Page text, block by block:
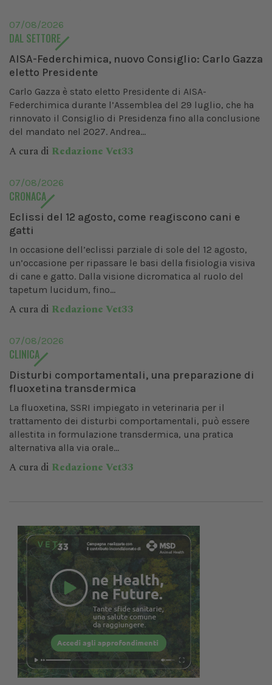
07/08/2026
DAL SETTORE
AISA-Federchimica, nuovo Consiglio: Carlo Gazza
eletto Presidente
Carlo Gazza è stato eletto Presidente di AISA-
Federchimica durante l’Assemblea del 29 luglio, che ha
rinnovato il Consiglio di Presidenza fino alla conclusione
del mandato nel 2027. Andrea...
A cura di Redazione Vet33
07/08/2026
CRONACA
Eclissi del 12 agosto, come reagiscono cani e
gatti
In occasione dell’eclissi parziale di sole del 12 agosto,
un’occasione per ripassare le basi della fisiologia visiva
di cane e gatto. Dalla visione dicromatica al ruolo del
tapetum lucidum, fino...
A cura di Redazione Vet33
07/08/2026
CLINICA
Disturbi comportamentali, una preparazione di
fluoxetina transdermica
La fluoxetina, SSRI impiegato in veterinaria per il
trattamento dei disturbi comportamentali, può essere
allestita in formulazione transdermica, una pratica
alternativa alla via orale...
A cura di Redazione Vet33